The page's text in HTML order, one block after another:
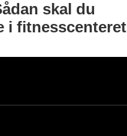
skal du
i fitnesscenteret